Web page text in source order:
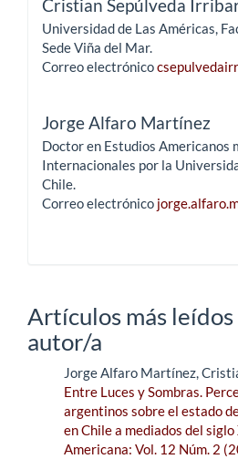
Cristian Sepúlveda
Universidad de Las Américas,
Sede Viña del Mar.
Correo electrónico
Jorge Alfaro Martínez
Doctor en Estudios Americanos
Internacionales por la
Chile.
Correo electrónico
Artículos más
autor/a
Jorge Alfaro Martínez,
Entre Luces y Sombras.
argentinos sobre el estado
en Chile a mediados del
Americana: Vol. 12 Núm. 2